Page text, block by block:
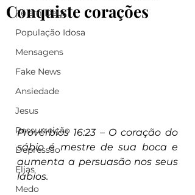
Fé em Deus
População Idosa
Mensagens
Fake News
Ansiedade
Jesus
Ressurreição
Depressão
Elias
Medo
Conquiste corações
Provérbios 16:23 – O coração do
sábio é mestre de sua boca e
aumenta a persuasão nos seus
lábios.